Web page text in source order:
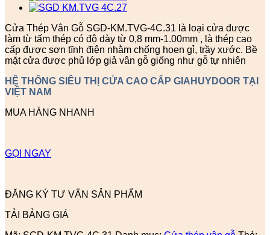
Cửa Thép Vân Gỗ SGD-KM.TVG-4C.31 là loại cửa được
làm từ tấm thép có độ dày từ 0,8 mm-1.00mm , là thép cao
cấp được sơn tĩnh điện nhằm chống hoen gỉ, trầy xước. Bề
mặt cửa được phủ lớp giả vân gỗ giống như gỗ tự nhiên
HỆ THỐNG SIÊU THỊ CỬA CAO CẤP GIAHUYDOOR TẠI
VIỆT NAM
MUA HÀNG NHANH
GỌI NGAY
ĐĂNG KÝ TƯ VẤN SẢN PHẨM
TẢI BẢNG GIÁ